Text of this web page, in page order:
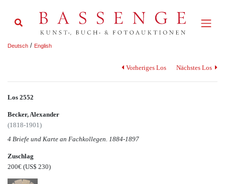
Deutsch / English
Vorheriges Los Nächstes Los
Los 2552
Becker, Alexander
(1818-1901)
4 Briefe und Karte an Fachkollegen. 1884-1897
Zuschlag
200€ (US$ 230)